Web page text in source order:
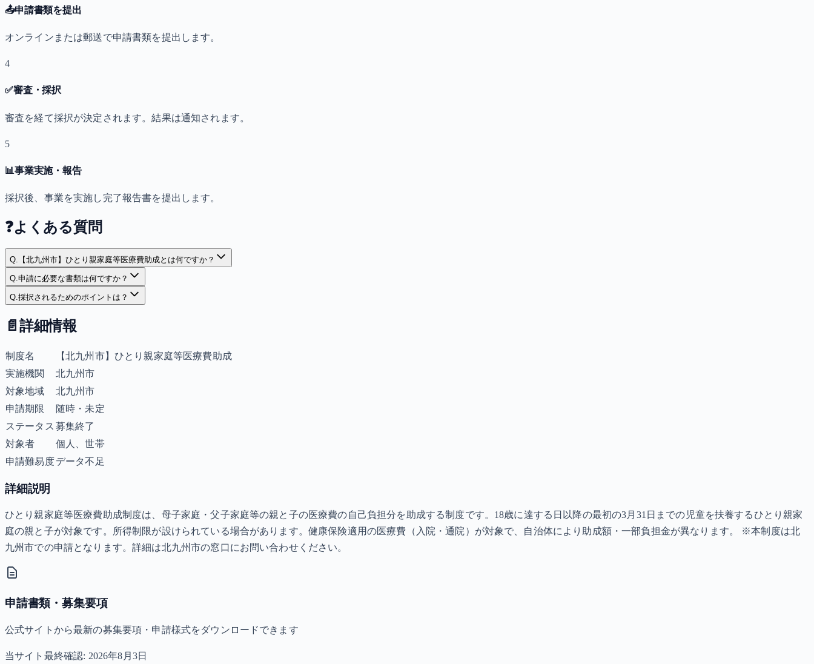
📤申請書類を提出
オンラインまたは郵送で申請書類を提出します。
4
✅審査・採択
審査を経て採択が決定されます。結果は通知されます。
5
📊事業実施・報告
採択後、事業を実施し完了報告書を提出します。
❓よくある質問
Q. 【北九州市】ひとり親家庭等医療費助成とは何ですか？
Q.申請に必要な書類は何ですか？
Q.採択されるためのポイントは？
📄 詳細情報
制度名
【北九州市】ひとり親家庭等医療費助成
実施機関
北九州市
対象地域
北九州市
申請期限
随時・未定
ステータス 募集終了
対象者
個人、世帯
申請難易度データ不足
詳細説明
ひとり親家庭等医療費助成制度は、母子家庭・父子家庭等の親と子の医療費の自己負担分を助成する制度です。18歳に達する日以降の最初の3月31日までの児童を扶養するひとり親家
庭の親と子が対象です。所得制限が設けられている場合があります。健康保険適用の医療費（入院・通院）が対象で、自治体により助成額・一部負担金が異なります。 ※本制度は北
九州市での申請となります。詳細は北九州市の窓口にお問い合わせください。
申請書類・募集要項
公式サイトから最新の募集要項・申請様式をダウンロードできます
当サイト最終確認: 2026年8月3日